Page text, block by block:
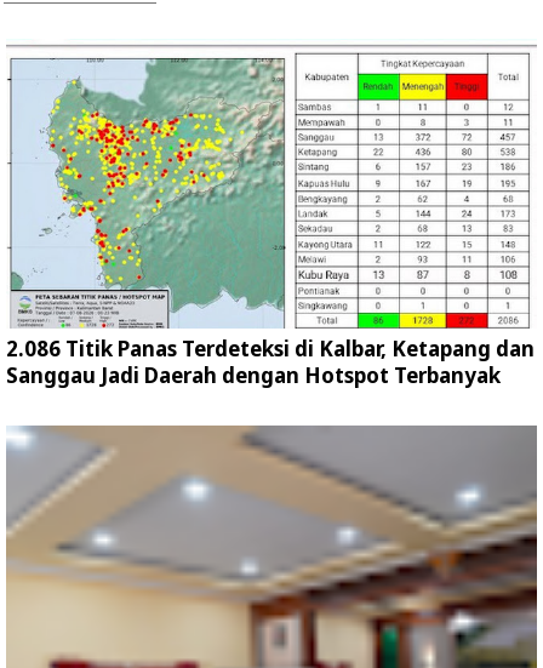
2.086 Titik Panas Terdeteksi di Kalbar, Ketapang dan
Sanggau Jadi Daerah dengan Hotspot Terbanyak